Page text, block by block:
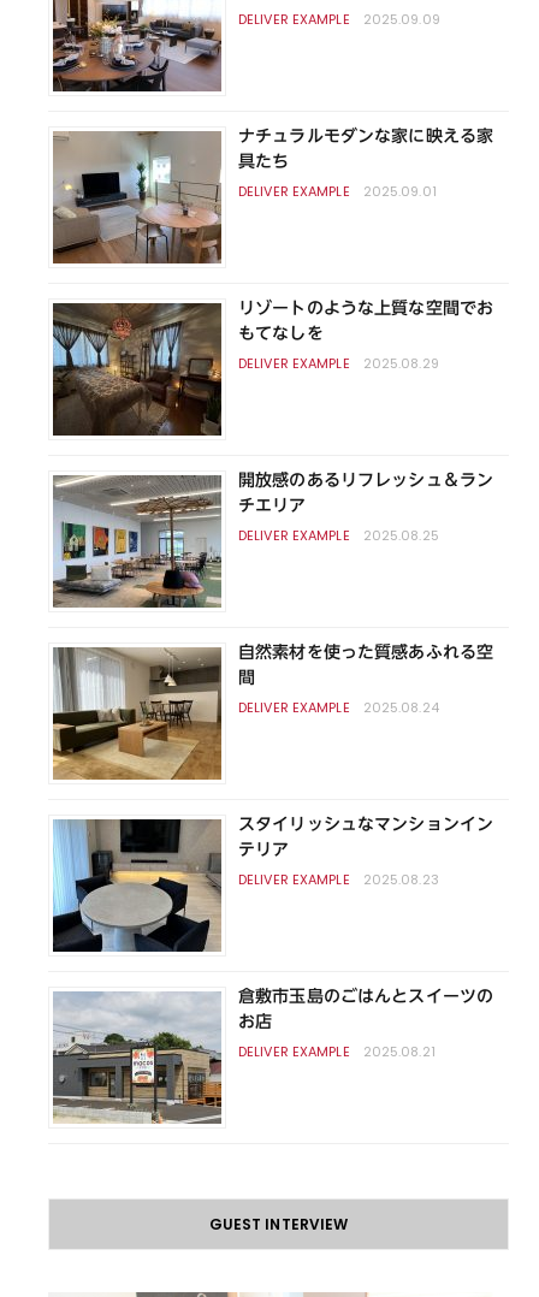
2025.09.09
ナチュラルモダンな家に映える家
具たち
2025.09.01
リゾートのような上質な空間でお
もてなしを
2025.08.29
開放感のあるリフレッシュ＆ラン
チエリア
2025.08.25
自然素材を使った質感あふれる空
間
2025.08.24
スタイリッシュなマンションイン
テリア
2025.08.23
倉敷市玉島のごはんとスイーツの
お店
2025.08.21
GUEST INTERVIEW